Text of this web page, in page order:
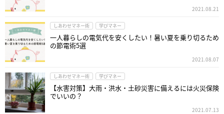
2021.08.21
しあわせマネー術 学びマネー
一人暮らしの電気代を安くしたい！暑い夏を乗り切るため
の節電術5選
2021.08.07
しあわせマネー術 学びマネー
【水害対策】大雨・洪水・土砂災害に備えるには火災保険
でいいの？
2021.07.13